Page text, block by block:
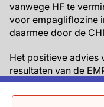
vanwege HF te
voor empagliflozine
daarmee door de
Het positieve advies
resultaten van de
patiënten met
was een fase 3,